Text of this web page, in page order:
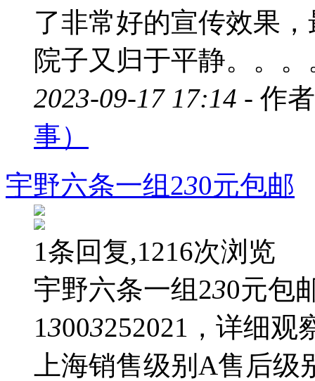
了非常好的宣传效果
院子又归于平静。。
2023-09-17 17:14 - 作
事）
宇野六条一组230元包邮
1条回复,1216次浏览
宇野六条一组230元包
13003252021，详细观
上海销售级别A售后